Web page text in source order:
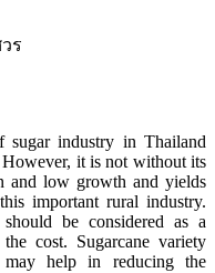
ร
sugar industry in Thailand
However, it is not without its
and low growth and yields
important rural industry.
be considered as a
cost. Sugarcane variety
may help in reducing the